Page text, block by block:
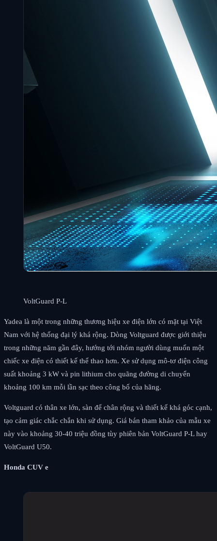
VoltGuard P-L
Yadea là một trong những thương hiệu xe điện lớn có mặt tại Việt
Nam với hệ thống đại lý khá rộng. Dòng Voltguard được giới thiệu
trong những năm gần đây, hướng tới nhóm người dùng muốn một
chiếc xe điện có thiết kế thể thao hơn. Xe sử dụng mô-tơ điện công
suất khoảng 3 kW và pin lithium cho quãng đường di chuyển
khoảng 100 km mỗi lần sạc theo công bố của hãng.
Voltguard có thân xe lớn, sàn để chân rộng và thiết kế khá góc cạnh,
tạo cảm giác chắc chắn khi sử dụng. Giá bán tham khảo của mẫu xe
này vào khoảng 30-40 triệu đồng tùy phiên bản VoltGuard P-L hay
VoltGuard U50.
Honda CUV e